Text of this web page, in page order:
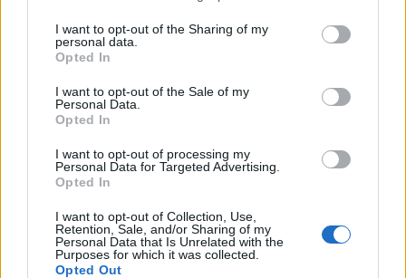
not limited to your visit or usage behaviour. You may click to
grant or deny consent to Google and its third-party tags to
use your data for below specified purposes in below Google
consent section.
I want to opt-out of the Sharing of my
personal data.
Opted In
I want to opt-out of the Sale of my
Personal Data.
Opted In
I want to opt-out of processing my
Personal Data for Targeted Advertising.
Opted In
I want to opt-out of Collection, Use,
Retention, Sale, and/or Sharing of my
Personal Data that Is Unrelated with the
Purposes for which it was collected.
Opted Out
Φωτιά στο Μουζάκι Ηλείας
- Μεγάλη κινητοποίηση της
έκταση με πεύκα, πριν την
είσοδο του χωριού
Μετέτρεψαν το
το ελικόπτερο τους
κάνουν μπάνιο